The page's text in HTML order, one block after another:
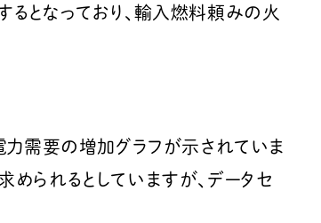
るとなっており、輸入燃料頼みの火
力需要の増加グラフが示されていま
られるとしていますが、データセ